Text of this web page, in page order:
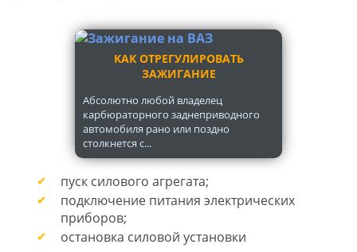
КАК ОТРЕГУЛИРОВАТЬ
ЗАЖИГАНИЕ
Абсолютно любой владелец
карбюраторного заднеприводного
автомобиля рано или поздно
столкнется с...
пуск силового агрегата;
подключение питания электрических
приборов;
остановка силовой установки